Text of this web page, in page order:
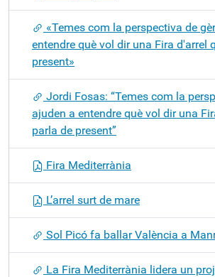
«Temes com la perspectiva de
entendre què vol dir una Fira d'arrel
present»
Jordi Fosas: “Temes com la
ajuden a entendre què vol dir una
parla de present”
Fira Mediterrània
L’arrel surt de mare
Sol Picó fa ballar València a
La Fira Mediterrània lidera un